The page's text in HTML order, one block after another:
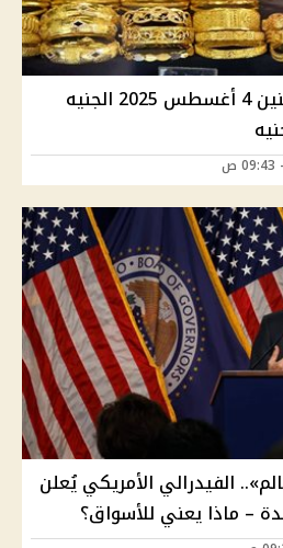
أسعار الذهب اليوم الإثنين 4 أغسطس 2025 الجنيه
الفيدرالي الأمريكي يُعلن
– ماذا يعني للأسواق؟